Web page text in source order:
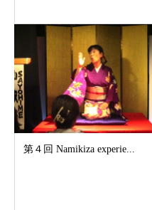
第４回 Namikiza experie...